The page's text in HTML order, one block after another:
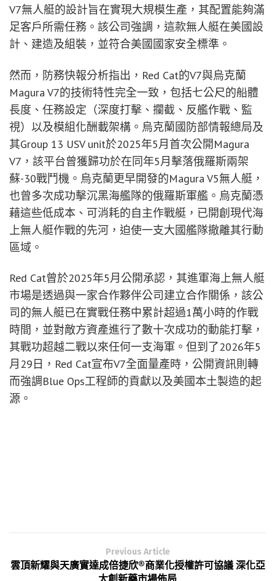
V7無人艇的設計旨在實現大規模生產，其配置能夠滿
足客戶所需任務。該公司強調，這款無人艇在美國設
計、建造及組裝，並符合美國國家安全標準。
然而，防務快報分析指出，Red Cat的V7與烏克蘭
Magura V7的技術特性完全一致，包括七公尺的船體
長度、任務設定（深度打擊、攔截、反艦作戰、監
視）以及模組化酬載架構。烏克蘭國防部情報總局及
其Group 13 USV unit於2025年5月首次公開Magura
V7，該平台曾獲歸功於在同年5月擊落俄羅斯兩架
蘇-30戰鬥機。烏克蘭更早開發的Magura V5無人艇，
也曾多次成功擊沉黑海艦隊的俄羅斯軍艦。烏克蘭憑
藉這些低成本、可消耗的自主作戰艇，已開創現代海
上無人艇作戰的先河，迫使一支大國艦隊撤離其行動
區域。
Red Cat曾於2025年5月公開承認，其進軍海上無人艇
市場是透過與一家合作夥伴公司建立合作關係，該公
司的無人艇已在實戰任務中累計超過1萬小時的作戰
時間，並對敵方資產進行了數十次成功的動能打擊，
其戰功超越二戰以來任何一支海軍。但到了2026年5
月29日，Red Cat宣布V7全面量產時，公開資訊則轉
而強調Blue Ops工程師的貢獻以及美國本土製造的起
源。
Previous Article
雲頂新耀與天廣實達成倍捷欣®商業化授權許可協議 深化亞